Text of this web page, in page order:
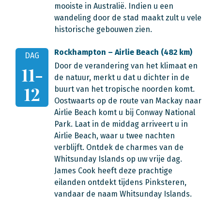
mooiste in Australië. Indien u een
wandeling door de stad maakt zult u vele
historische gebouwen zien.
DAG
11-
12
Rockhampton – Airlie Beach (482 km)
Door de verandering van het klimaat en
de natuur, merkt u dat u dichter in de
buurt van het tropische noorden komt.
Oostwaarts op de route van Mackay naar
Airlie Beach komt u bij Conway National
Park. Laat in de middag arriveert u in
Airlie Beach, waar u twee nachten
verblijft. Ontdek de charmes van de
Whitsunday Islands op uw vrije dag.
James Cook heeft deze prachtige
eilanden ontdekt tijdens Pinksteren,
vandaar de naam Whitsunday Islands.